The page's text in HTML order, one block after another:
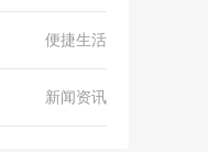
便捷生活
新闻资讯